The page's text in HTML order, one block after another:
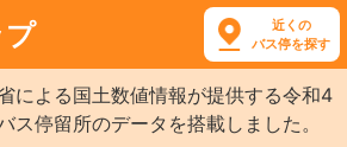
近くの
バス停を探す
による国土数値情報が提供する令和4
ス停留所のデータを搭載しました。